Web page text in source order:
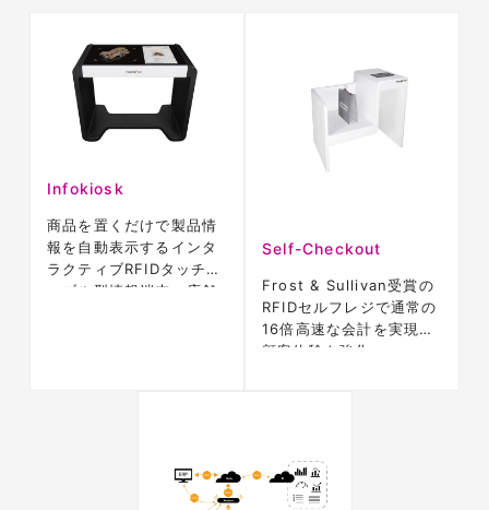
Infokiosk
商品を置くだけで製品情
報を自動表示するインタ
ラクティブRFIDタッチテ
ーブル型情報端末。店舗
Self-Checkout
Frost & Sullivan受賞の
RFIDセルフレジで通常の
16倍高速な会計を実現し
顧客体験を強化